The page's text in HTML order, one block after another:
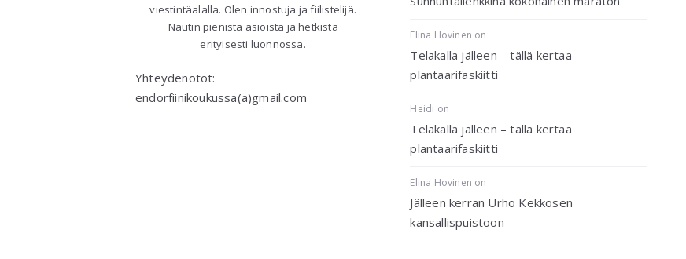
viestintäalalla. Olen innostuja ja fiilistelijä.
Nautin pienistä asioista ja hetkistä
erityisesti luonnossa.
Yhteydenotot:
endorfiinikoukussa(a)gmail.com
Elina Hovinen on
Telakalla jälleen – tällä kertaa
plantaarifaskiitti
Heidi on
Telakalla jälleen – tällä kertaa
plantaarifaskiitti
Elina Hovinen on
Jälleen kerran Urho Kekkosen
kansallispuistoon